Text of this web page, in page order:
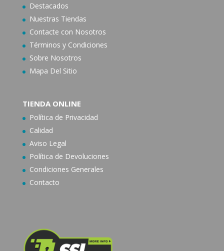
Destacados
Nuestras Tiendas
Contacte con Nosotros
Términos y Condiciones
Sobre Nosotros
Mapa Del Sitio
TIENDA ONLINE
Política de Privacidad
Calidad
Aviso Legal
Política de Devoluciones
Condiciones Generales
Contacto